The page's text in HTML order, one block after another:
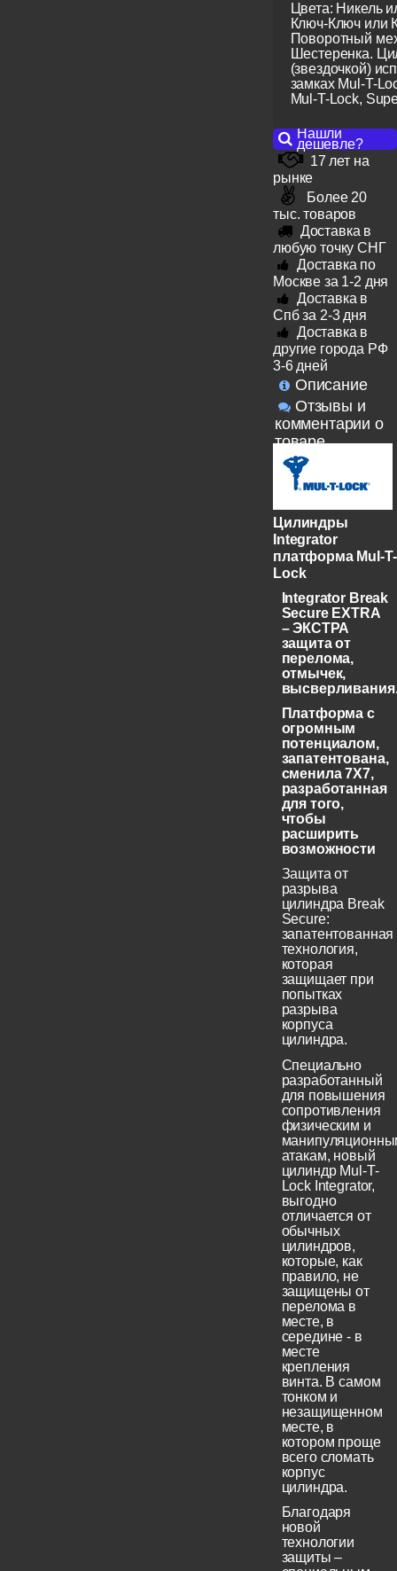
Цвета: Никель
Ключ-Ключ или
Поворотный
Шестеренка.
(звездочкой)
замках Mul-T-
Mul-T-Lock,
Нашли
дешевле?
17 лет на
рынке
Более 20
тыс. товаров
Доставка в
любую точку СНГ
Доставка по
Москве за 1-2 дня
Доставка в
Спб за 2-3 дня
Доставка в
другие города РФ
3-6 дней
Описание
Отзывы и
комментарии о
товаре
Цилиндры
Integrator
платформа Mul-T-
Lock
Integrator Break
Secure EXTRA
– ЭКСТРА
защита от
перелома,
отмычек,
Платформа с
огромным
потенциалом,
запатентована,
сменила 7X7,
разработанная
для того,
чтобы
расширить
возможности
Защита от
разрыва
цилиндра Break
Secure:
запатентованная
технология,
которая
защищает при
попытках
разрыва
корпуса
цилиндра.
Специально
разработанный
для повышения
сопротивления
физическим и
атакам, новый
цилиндр Mul-T-
Lock Integrator,
выгодно
отличается от
обычных
цилиндров,
которые, как
правило, не
защищены от
перелома в
месте, в
середине - в
месте
крепления
винта. В самом
тонком и
незащищенном
месте, в
котором проще
всего сломать
корпус
цилиндра.
Благодаря
новой
технологии
защиты –